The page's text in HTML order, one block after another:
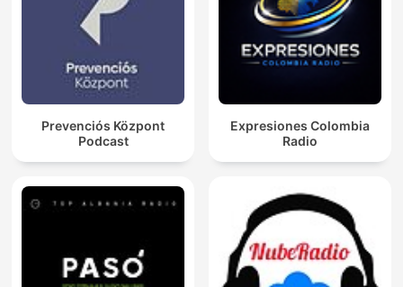
Prevenciós Központ
Podcast
Expresiones Colombia
Radio